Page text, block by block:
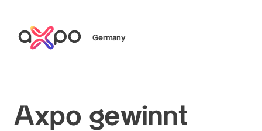
Germany
Axpo gewinnt